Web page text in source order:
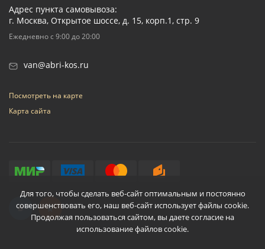
Для того, чтобы сделать веб-сайт оптимальным и постоянно
совершенствовать его, наш веб-сайт использует файлы cookie.
Продолжая пользоваться сайтом, вы даете согласие на
использование файлов cookie.
Адрес пункта самовывоза:
г. Москва, Открытое шоссе, д. 15, корп.1, стр. 9
Ежедневно с 9:00 до 20:00
van@abri-kos.ru
Посмотреть на карте
Карта сайта